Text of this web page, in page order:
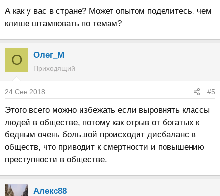
А как у вас в стране? Может опытом поделитесь, чем
клише штамповать по темам?
О Олег_М
Приходящий
24 Сен 2018 #5
Этого всего можно избежать если выровнять классы
людей в обществе, потому как отрыв от богатых к
бедным очень большой происходит дисбаланс в
обществ, что приводит к смертности и повышению
преступности в обществе.
Алекс88